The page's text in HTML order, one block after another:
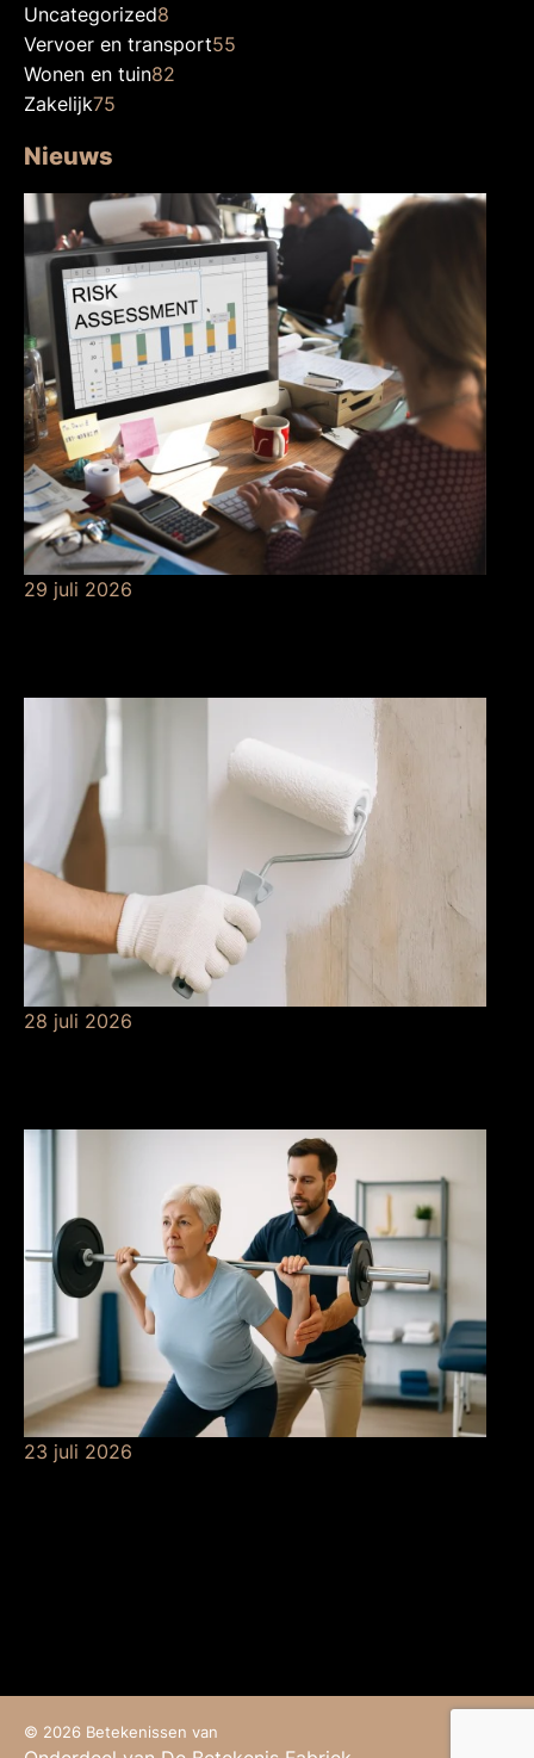
Uncategorized8
Vervoer en transport55
Wonen en tuin82
Zakelijk75
Nieuws
29 juli 2026
28 juli 2026
23 juli 2026
© 2026 Betekenissen van